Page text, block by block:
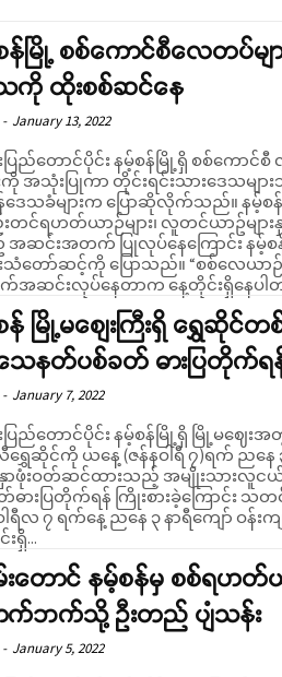
န်မြို့ စစ်ကောင်စီလေတပ်မျာ
ကို ထိုးစစ်ဆင်နေ
- January 13, 2022
ပြည်တောင်ပိုင်း နမ့်စန်မြို့ရှိ စစ်ကေ
ကို အသုံးပြုကာ တိုင်းရင်းသားဒေသမျာ
သခံများက ပြောဆိုလိုက်သည်။ နမ့်စန်မြို့ရှိ လေတပ်စခန်းမှ
းတင်ရဟတ်ယာဉ်များ၊ လူတင်ယာဥ်မ
အဆင်းအတက် ပြုလုပ်နေကြောင်း နမ့်
ာ်ဆင့်ကို ပြောသည်။ “စစ်လေယာဉ်တွေ၊ ရဟက်ယာဉ်တွေ
ဆင်းလုပ်နေတာက နေ့တိုင်းရှိနေပါတ
န် မြို့မစျေးကြီးရှိ ရွှေဆို
နတ်ပစ်ခတ် ဓားပြတိုက်ရန်
- January 7, 2022
ပြည်တောင်ပိုင်း နမ့်စန်မြို့ရှိ မြို့မဈေ
ရွှေဆိုင်ကို ယနေ့ (ဇန်နဝါရီ ၇)ရက် ညနေ
ာဖုံးဝတ်ဆင်ထားသည့် အမျိုးသားလူ
ဓားပြတိုက်ရန် ကြိုးစားခဲ့ကြောင်း သတင်
ါရီလ ၇ ရက်နေ့ ညနေ ၃ နာရီကျော် ဝန်း
ရှိ...
းတောင် နမ့်စန်မှ စစ်ရဟတ်ယ
ာက်ဘက်သို့ ဦးတည် ပျံသန်း
- January 5, 2022